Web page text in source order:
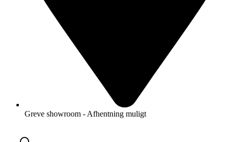
Greve showroom - Afhentning muligt